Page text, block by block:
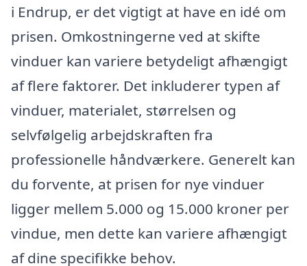
i Endrup, er det vigtigt at have en idé om
prisen. Omkostningerne ved at skifte
vinduer kan variere betydeligt afhængigt
af flere faktorer. Det inkluderer typen af
vinduer, materialet, størrelsen og
selvfølgelig arbejdskraften fra
professionelle håndværkere. Generelt kan
du forvente, at prisen for nye vinduer
ligger mellem 5.000 og 15.000 kroner per
vindue, men dette kan variere afhængigt
af dine specifikke behov.